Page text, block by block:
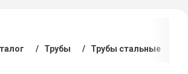
/ Трубы / Трубы стальные